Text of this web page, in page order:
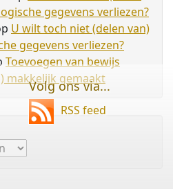
gegevens verliezen?
U wilt toch niet (delen van)
gegevens verliezen?
Toevoegen van bewijs
makkelijk gemaakt
Volg ons via...
RSS feed